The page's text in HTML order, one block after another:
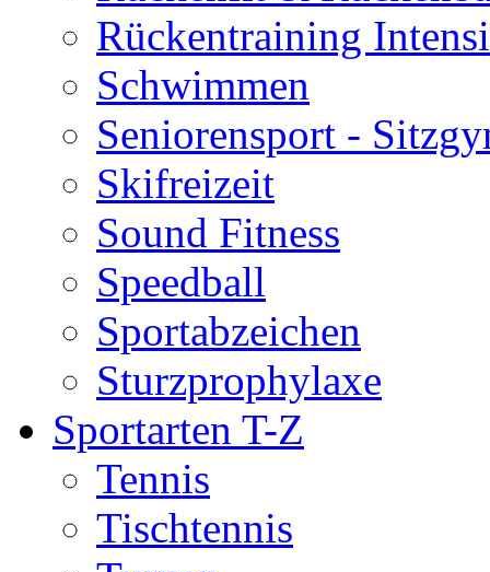
Rückentraining
Schwimmen
Seniorensport -
Skifreizeit
Sound Fitness
Speedball
Sportabzeichen
Sturzprophylaxe
Sportarten T-Z
Tennis
Tischtennis